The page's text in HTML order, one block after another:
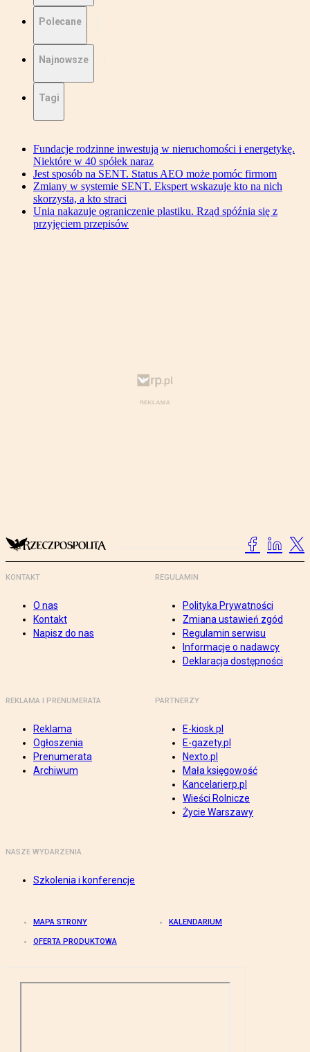
Polecane
Najnowsze
Tagi
Fundacje rodzinne inwestują w nieruchomości i energetykę.
Niektóre w 40 spółek naraz
Jest sposób na SENT. Status AEO może pomóc firmom
Zmiany w systemie SENT. Ekspert wskazuje kto na nich
skorzysta, a kto straci
Unia nakazuje ograniczenie plastiku. Rząd spóźnia się z
przyjęciem przepisów
KONTAKT
O nas
Kontakt
Napisz do nas
REGULAMIN
Polityka Prywatności
Zmiana ustawień zgód
Regulamin serwisu
Informacje o nadawcy
Deklaracja dostępności
REKLAMA I PRENUMERATA
Reklama
Ogłoszenia
Prenumerata
Archiwum
PARTNERZY
E-kiosk.pl
E-gazety.pl
Nexto.pl
Mała księgowość
Kancelarierp.pl
Wieści Rolnicze
Życie Warszawy
NASZE WYDARZENIA
Szkolenia i konferencje
MAPA STRONY KALENDARIUM
OFERTA PRODUKTOWA